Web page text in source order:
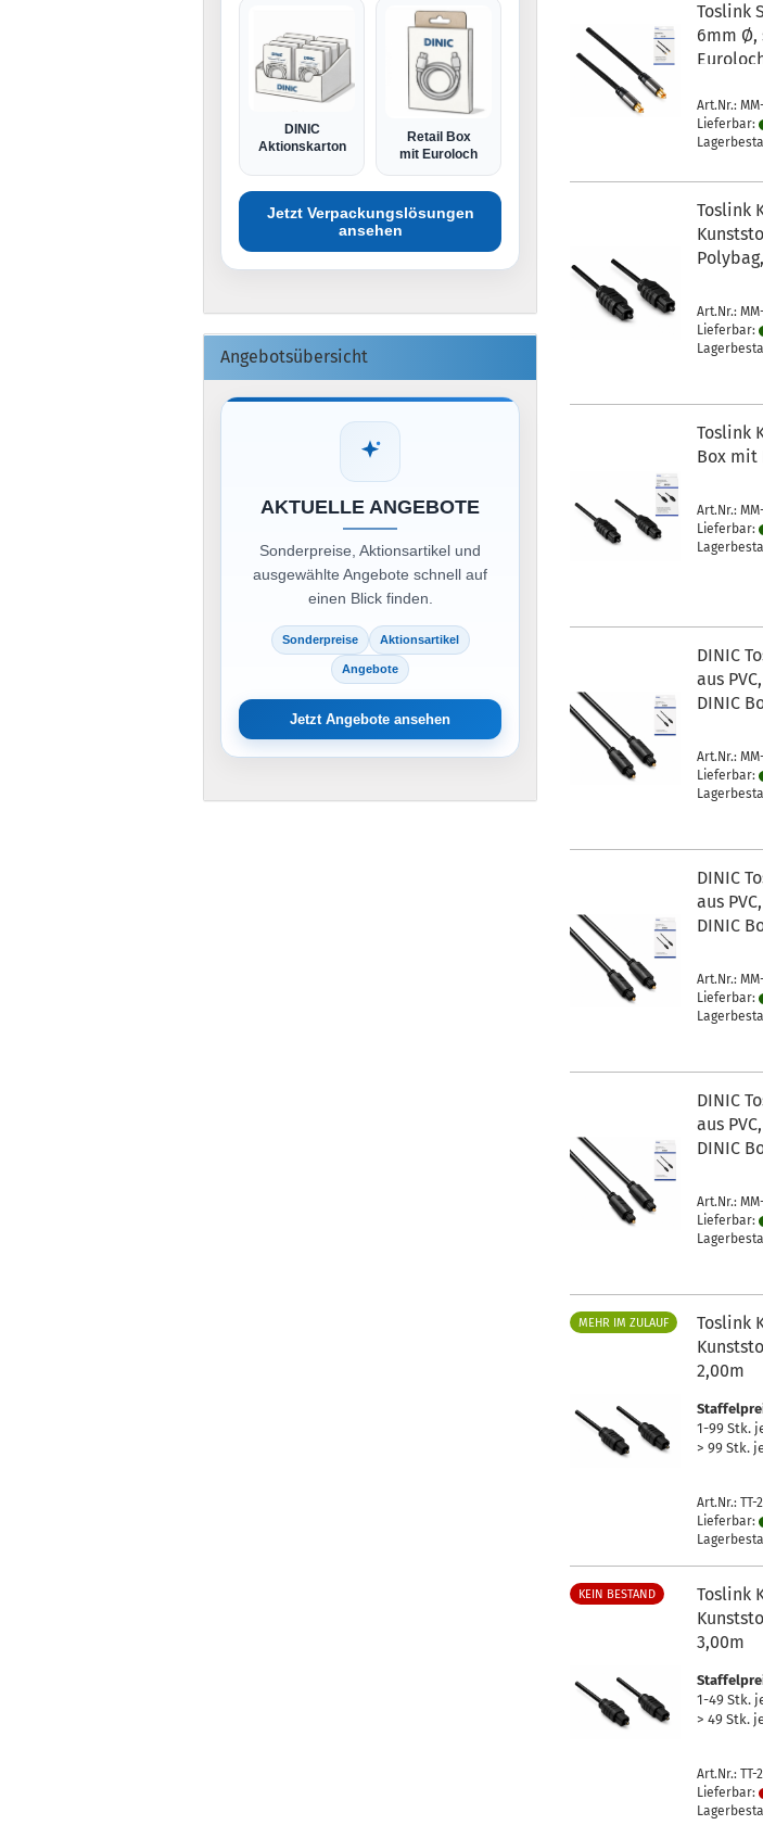
Toslink
6mm Ø,
Art.Nr.:
Lieferbar:
Toslink
Art.Nr.:
Lieferbar:
Toslink
Box mit
Art.Nr.:
Lieferbar:
DINIC
aus
DINIC
Art.Nr.:
Lieferbar:
DINIC
aus
DINIC
Art.Nr.:
Lieferbar:
DINIC
aus
DINIC
Art.Nr.:
Lieferbar:
MEHR IM ZULAUF
Toslink
2,00m
1-99 Stk.
> 99 Stk.
Art.Nr.: TT-
Lieferbar:
KEIN BESTAND
Toslink
3,00m
1-49 Stk.
> 49 Stk.
Art.Nr.: TT-
Lieferbar:
DINIC
Aktionskarton
Retail Box
mit Euroloch
Jetzt Verpackungslösungen
ansehen
Angebotsübersicht
AKTUELLE ANGEBOTE
Sonderpreise, Aktionsartikel und
ausgewählte Angebote schnell auf
einen Blick finden.
Sonderpreise Aktionsartikel
Angebote
Jetzt Angebote ansehen